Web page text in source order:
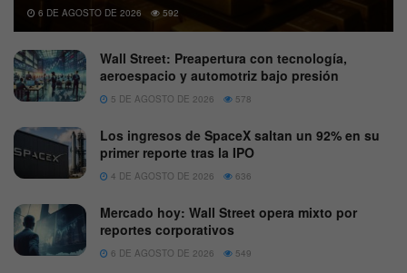
6 DE AGOSTO DE 2026 592
Wall Street: Preapertura con tecnología,
aeroespacio y automotriz bajo presión
5 DE AGOSTO DE 2026 578
Los ingresos de SpaceX saltan un 92% en su
primer reporte tras la IPO
4 DE AGOSTO DE 2026 636
Mercado hoy: Wall Street opera mixto por
reportes corporativos
6 DE AGOSTO DE 2026 549